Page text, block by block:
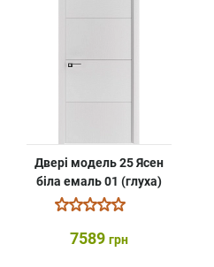
Двері модель 25 Ясен
біла емаль 01 (глуха)
7589 грн